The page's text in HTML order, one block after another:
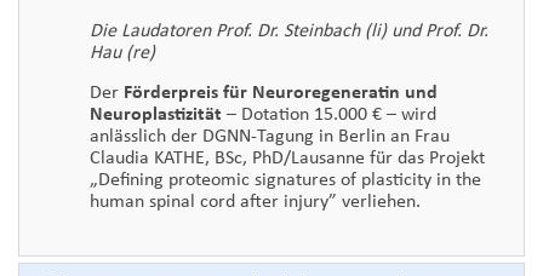
Die Laudatoren Prof. Dr. Steinbach (li) und Prof. Dr.
Hau (re)
Der Förderpreis für Neuroregeneratin und
Neuroplastizität – Dotation 15.000 € – wird
anlässlich der DGNN-Tagung in Berlin an Frau
Claudia KATHE, BSc, PhD/Lausanne für das Projekt
„Defining proteomic signatures of plasticity in the
human spinal cord after injury” verliehen.